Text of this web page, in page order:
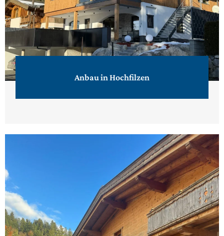
Anbau in Hochfilzen